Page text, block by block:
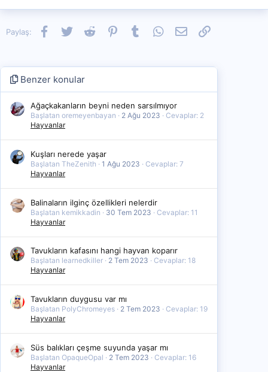
Paylaş: Facebook
TwitterReddit PinterestTumblrWhatsApp
E-postaLink
Benzer konular
Ağaçkakanların beyni neden sarsılmıyor
Başlatan oremeyenbayan 2 Ağu 2023
Cevaplar: 2
Hayvanlar
Kuşları nerede yaşar
Başlatan TheZenith 1 Ağu 2023
Cevaplar: 7
Hayvanlar
Balinaların ilginç özellikleri nelerdir
Başlatan kemikkadin 30 Tem 2023
Cevaplar: 11
Hayvanlar
Tavukların kafasını hangi hayvan koparır
Başlatan learnedkiller 2 Tem 2023
Cevaplar: 18
Hayvanlar
Tavukların duygusu var mı
Başlatan PolyChromeyes 2 Tem 2023
Cevaplar: 19
Hayvanlar
Süs balıkları çeşme suyunda yaşar mı
Başlatan OpaqueOpal 2 Tem 2023
Cevaplar: 16
Hayvanlar